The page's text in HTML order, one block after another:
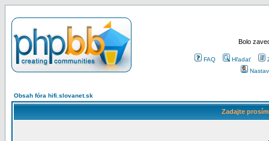
Bolo
FAQ Hľadať
Obsah fóra hifi.slovanet.sk
Zadajte